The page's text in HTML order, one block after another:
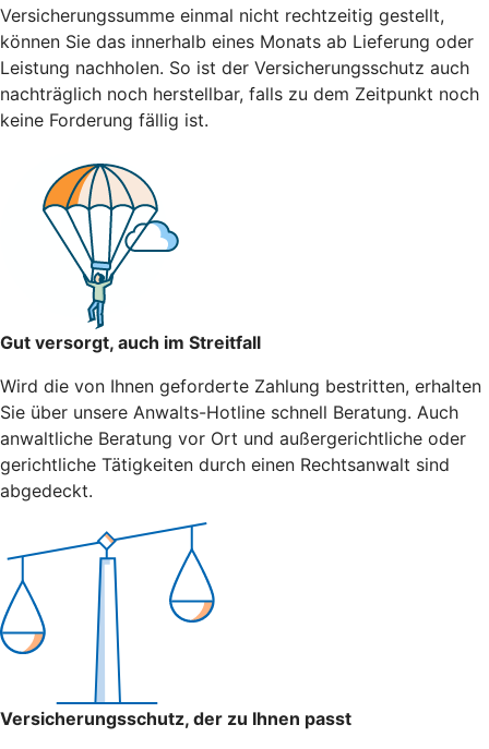
Versicherungssumme einmal nicht rechtzeitig gestellt,
können Sie das innerhalb eines Monats ab Lieferung oder
Leistung nachholen. So ist der Versicherungsschutz auch
nachträglich noch herstellbar, falls zu dem Zeitpunkt noch
keine Forderung fällig ist.
Gut versorgt, auch im Streitfall
Wird die von Ihnen geforderte Zahlung bestritten, erhalten
Sie über unsere Anwalts-Hotline schnell Beratung. Auch
anwaltliche Beratung vor Ort und außergerichtliche oder
gerichtliche Tätigkeiten durch einen Rechtsanwalt sind
abgedeckt.
Versicherungsschutz, der zu Ihnen passt